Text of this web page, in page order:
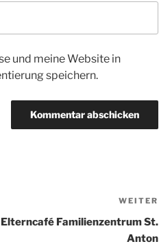
und meine Website in
speichern.
WEITER
Elterncafé Familienzentrum St.
Anton